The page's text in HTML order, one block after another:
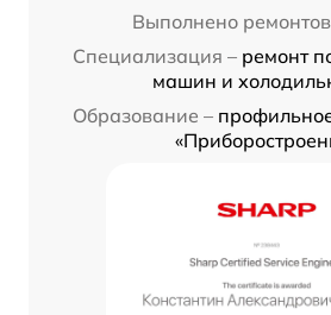
Выполнено
Специализация – ремонт
машин и
Образование –